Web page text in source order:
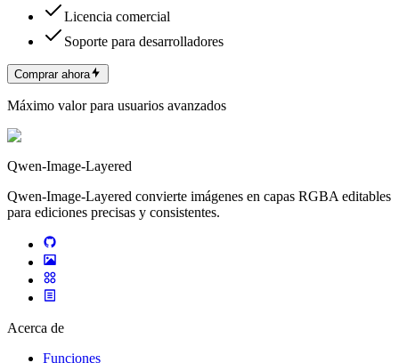
Licencia comercial
Soporte para desarrolladores
Comprar ahora
Máximo valor para usuarios avanzados
Qwen-Image-Layered
Qwen-Image-Layered convierte imágenes en capas RGBA editables
para ediciones precisas y consistentes.
Acerca de
Funciones